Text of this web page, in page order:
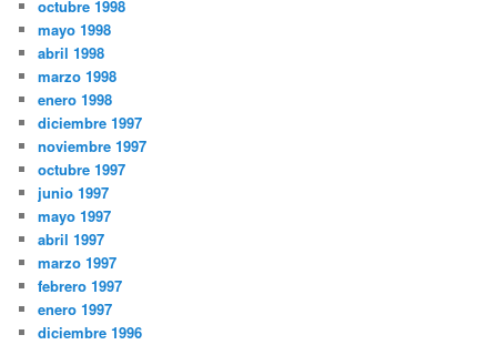
octubre 1998
mayo 1998
abril 1998
marzo 1998
enero 1998
diciembre 1997
noviembre 1997
octubre 1997
junio 1997
mayo 1997
abril 1997
marzo 1997
febrero 1997
enero 1997
diciembre 1996